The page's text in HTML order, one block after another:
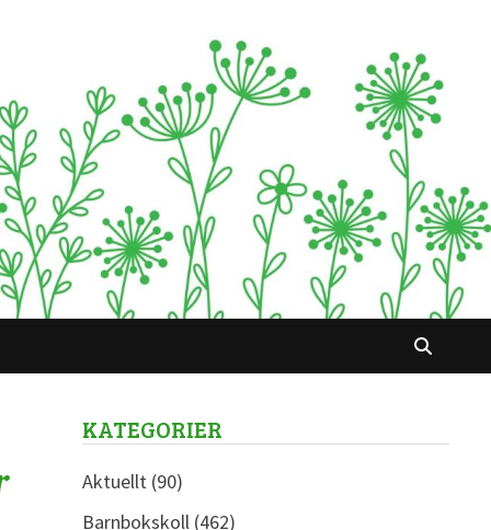
KATEGORIER
Aktuellt(90)
Barnbokskoll(462)